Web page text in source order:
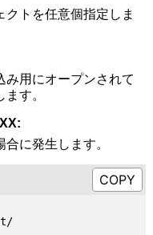
クトを任意個指定しま
み用にオープンされて
す。
に発生します。